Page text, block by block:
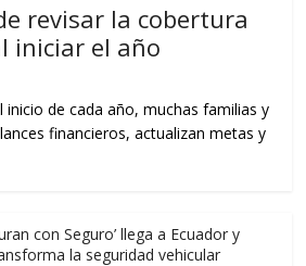
revisar la cobertura
iniciar el año
inicio de cada año, muchas familias y
financieros, actualizan metas y
con Seguro’ llega a Ecuador y
la seguridad vehicular